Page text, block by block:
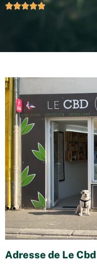

Adresse de Le